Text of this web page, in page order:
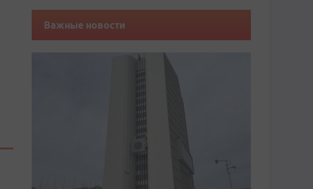
Важные новости